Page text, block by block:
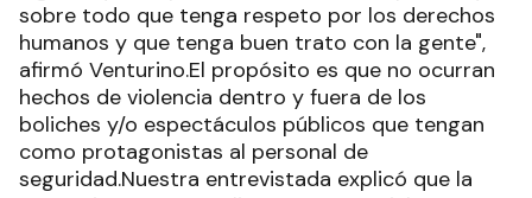
sobre todo que tenga respeto por los derechos
humanos y que tenga buen trato con la gente",
afirmó Venturino.El propósito es que no ocurran
hechos de violencia dentro y fuera de los
boliches y/o espectáculos públicos que tengan
como protagonistas al personal de
seguridad.Nuestra entrevistada explicó que la